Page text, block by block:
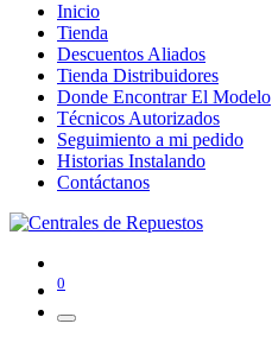
Inicio
Tienda
Descuentos Aliados
Tienda Distribuidores
Donde Encontrar El Modelo
Técnicos Autorizados
Seguimiento a mi pedido
Historias Instalando
Contáctanos
0